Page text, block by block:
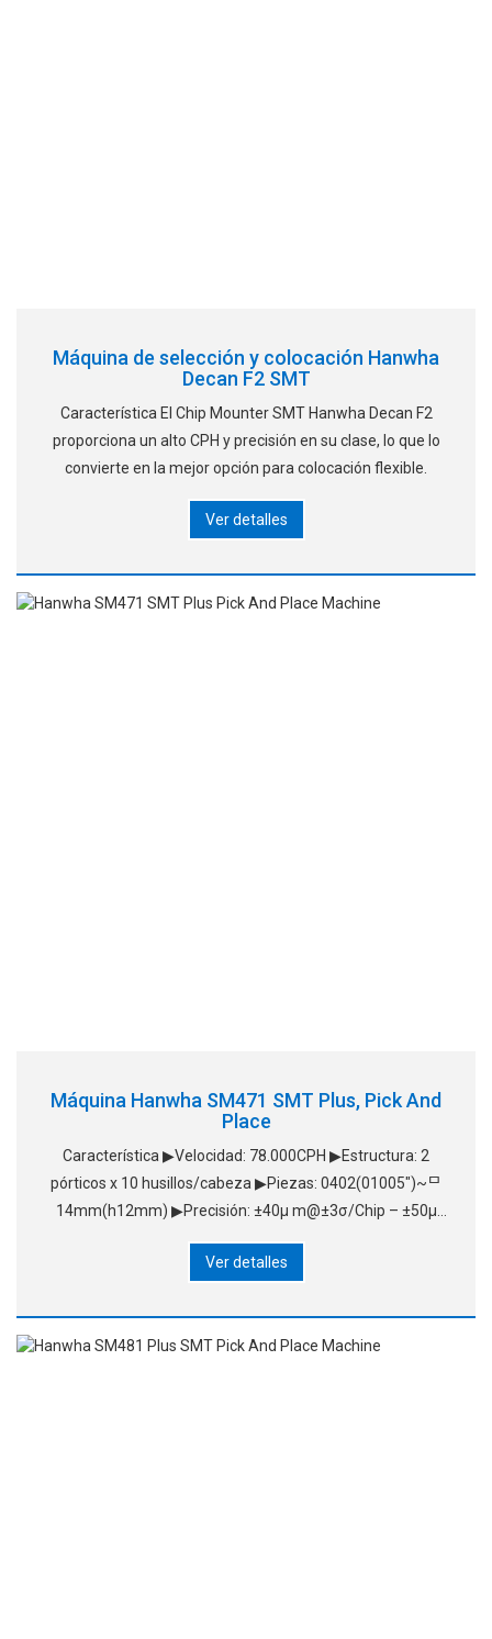
Máquina de selección y colocación Hanwha
Decan F2 SMT
Característica El Chip Mounter SMT Hanwha Decan F2
proporciona un alto CPH y precisión en su clase, lo que lo
convierte en la mejor opción para colocación flexible.
Ver detalles
Máquina Hanwha SM471 SMT Plus, Pick And
Place
Característica ▶Velocidad: 78.000CPH ▶Estructura: 2
pórticos x 10 husillos/cabeza ▶Piezas: 0402(01005")~ᄆ
14mm(h12mm) ▶Precisión: ±40μ m@±3σ/Chip – ±50μ
Ver detalles